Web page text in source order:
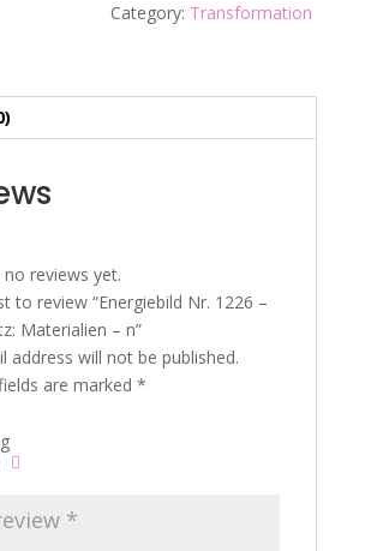
-Category: Transformation
reviews yet.
to review “Energiebild Nr. 1226 –
Materialien – n”
address will not be published.
are marked *